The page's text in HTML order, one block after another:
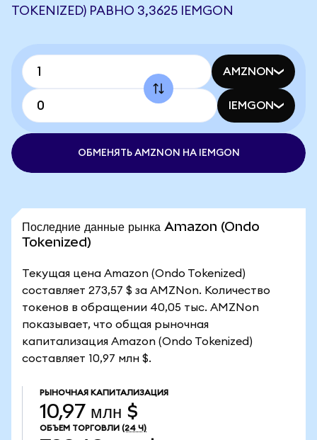
TOKENIZED) РАВНО 3,3625 IEMGON
AMZNON
IEMGON
ОБМЕНЯТЬ AMZNON НА IEMGON
Последние данные рынка Amazon (Ondo
Tokenized)
Текущая цена Amazon (Ondo Tokenized)
составляет 273,57 $ за AMZNon. Количество
токенов в обращении 40,05 тыс. AMZNon
показывает, что общая рыночная
капитализация Amazon (Ondo Tokenized)
составляет 10,97 млн $.
РЫНОЧНАЯ КАПИТАЛИЗАЦИЯ
10,97 млн $
ОБЪЕМ ТОРГОВЛИ (24 Ч)